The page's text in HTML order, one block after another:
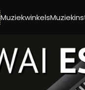
Muziekwinkels